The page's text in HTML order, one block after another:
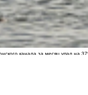
канала за месяц упал на